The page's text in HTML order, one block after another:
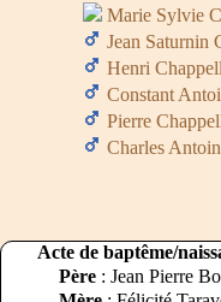
Marie Sylvie
Jean Saturnin
Henri
Constant
Pierre
Charles
Acte de baptême/
Père : Jean Pierre